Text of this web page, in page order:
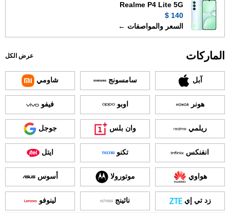
Realme P4 Lite 5G
140 $
السعر والمواصفات ←
الماركات عرض الكل
آبل سامسونج شاومي
هونر اوبو فيفو
ريلمي وان بلس جوجل
انفنكس تكنو ايتل
هواوي موتورولا أسوس
زد تي إي ناثينج لينوفو